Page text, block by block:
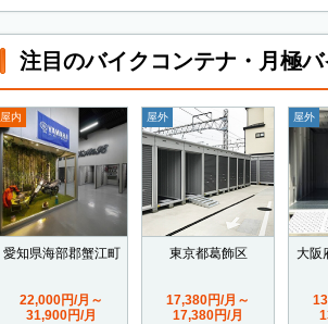
注目のバイクコンテナ・月極
屋内
愛知県海部郡蟹江町
22,000円/月～
31,900円/月
屋外
東京都葛飾区
17,380円/月～
17,380円/月
屋外
大阪